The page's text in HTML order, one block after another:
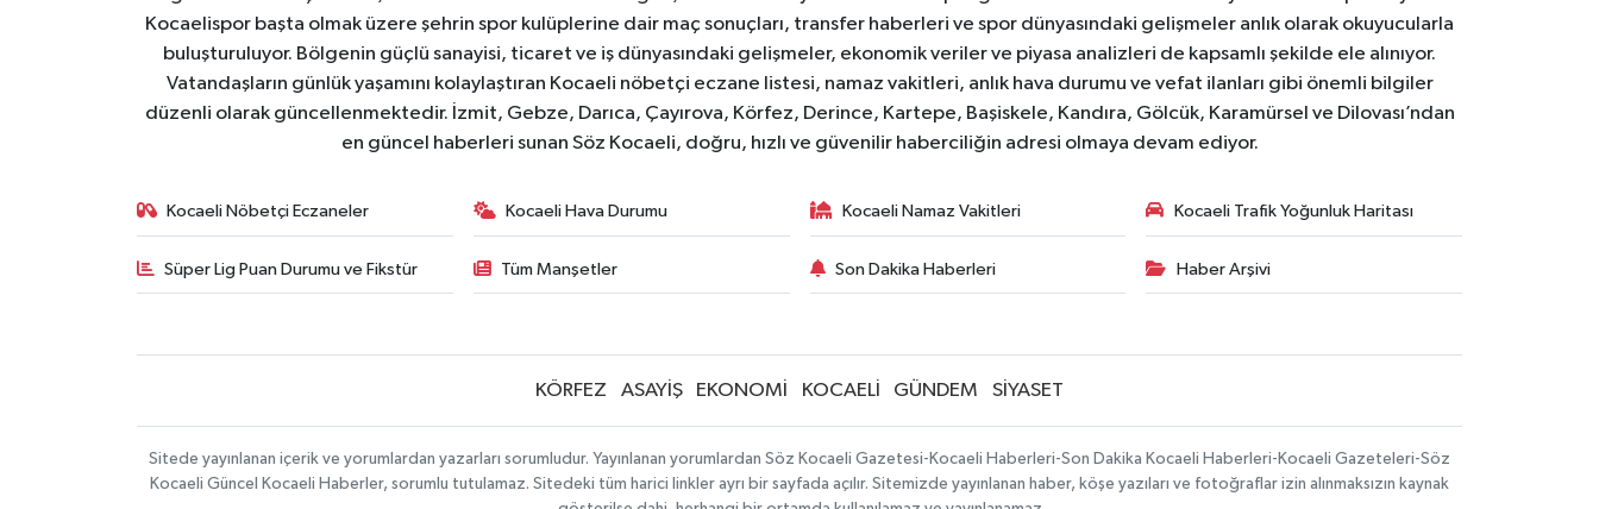
Kocaelispor başta olmak üzere şehrin spor kulüplerine dair maç sonuçları, transfer haberleri ve spor dünyasındaki gelişmeler anlık olarak okuyucularla
buluşturuluyor. Bölgenin güçlü sanayisi, ticaret ve iş dünyasındaki gelişmeler, ekonomik veriler ve piyasa analizleri de kapsamlı şekilde ele alınıyor.
Vatandaşların günlük yaşamını kolaylaştıran Kocaeli nöbetçi eczane listesi, namaz vakitleri, anlık hava durumu ve vefat ilanları gibi önemli bilgiler
düzenli olarak güncellenmektedir. İzmit, Gebze, Darıca, Çayırova, Körfez, Derince, Kartepe, Başiskele, Kandıra, Gölcük, Karamürsel ve Dilovası’ndan
en güncel haberleri sunan Söz Kocaeli, doğru, hızlı ve güvenilir haberciliğin adresi olmaya devam ediyor.
Kocaeli Nöbetçi Eczaneler Kocaeli Hava Durumu Kocaeli Namaz Vakitleri Kocaeli Trafik Yoğunluk Haritası
Süper Lig Puan Durumu ve Fikstür Tüm Manşetler Son Dakika Haberleri Haber Arşivi
KÖRFEZ ASAYİŞ EKONOMİ KOCAELİ GÜNDEM SİYASET
Sitede yayınlanan içerik ve yorumlardan yazarları sorumludur. Yayınlanan yorumlardan Söz Kocaeli Gazetesi-Kocaeli Haberleri-Son Dakika Kocaeli Haberleri-Kocaeli Gazeteleri-Söz
Kocaeli Güncel Kocaeli Haberler, sorumlu tutulamaz. Sitedeki tüm harici linkler ayrı bir sayfada açılır. Sitemizde yayınlanan haber, köşe yazıları ve fotoğraflar izin alınmaksızın kaynak